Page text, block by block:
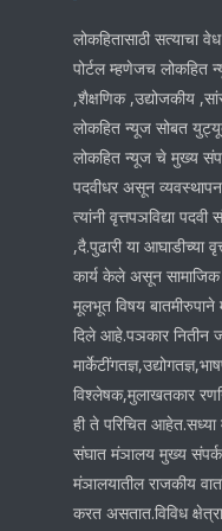
लोकहितासाठी सत्याचा
पोर्टल म्हणेजच लोकहित
,शैक्षणिक ,उद्योजकीय
लोकहित न्यूज सोबत
लोकहित न्यूज चे मुख्य
पदवीधर असून
त्यांनी वृत्तपञविद्या
,दै.पुढारी या
कार्य केले असून सामाजिक
मूलभूत विषय
दिले आहे.पञकार नितीन
विश्लेषक,मुलाखतकार
ही ते परिचित आहेत.सध्या
संघात मंञालय मुख्य
मंञालयातील राजकीय
करत असतात.विविध